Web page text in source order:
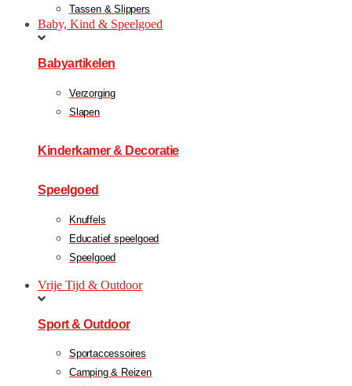
Tassen & Slippers
Baby, Kind & Speelgoed
Babyartikelen
Verzorging
Slapen
Kinderkamer & Decoratie
Speelgoed
Knuffels
Educatief speelgoed
Speelgoed
Vrije Tijd & Outdoor
Sport & Outdoor
Sportaccessoires
Camping & Reizen